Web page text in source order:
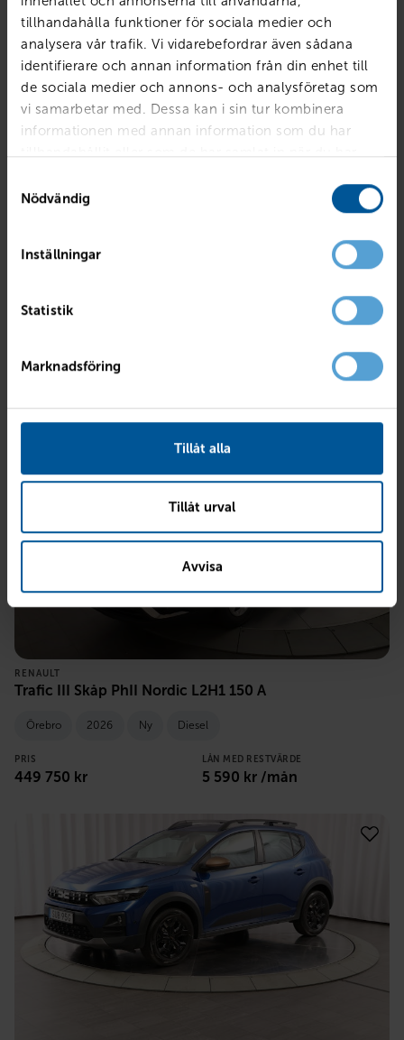
tillhandahålla funktioner för sociala medier och
analysera vår trafik. Vi vidarebefordrar även sådana
identifierare och annan information från din enhet till
de sociala medier och annons- och analysföretag som
vi samarbetar med. Dessa kan i sin tur kombinera
informationen med annan information som du har
tillhandahållit eller som de har samlat in när du har
Nödvändig
Inställningar
Statistik
Marknadsföring
Tillåt alla
Tillåt urval
Avvisa
139 800kr
RENAULT
Trafic III Skåp PhII Nordic L2H1 150 A
Örebro 2026 Ny Diesel
PRIS
449 750 kr
LÅN MED RESTVÄRDE
5 590 kr /mån